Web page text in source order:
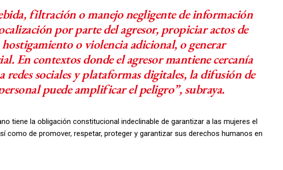
filtración o manejo negligente de información
por parte del agresor, propiciar actos de
o violencia adicional, o generar
En contextos donde el agresor mantiene cercanía
redes sociales y plataformas digitales, la difusión de
puede amplificar el peligro”, subraya.
tiene la obligación constitucional indeclinable de garantizar a las mujeres el
como de promover, respetar, proteger y garantizar sus derechos humanos en